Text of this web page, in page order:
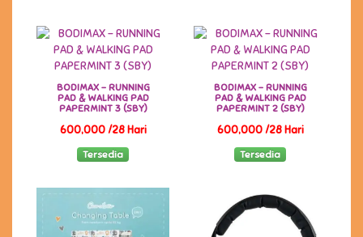
BODIMAX - RUNNING
PAD & WALKING PAD
PAPERMINT 3 (SBY)
600,000 /28 Hari
Tersedia
BODIMAX - RUNNING
PAD & WALKING PAD
PAPERMINT 2 (SBY)
600,000 /28 Hari
Tersedia